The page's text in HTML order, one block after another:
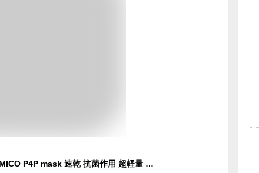
スポーツマスク ミコ MICO P4P mask 速乾 抗菌作用 超軽量 キッズ 子供サイズあり マスク【モアスノー】